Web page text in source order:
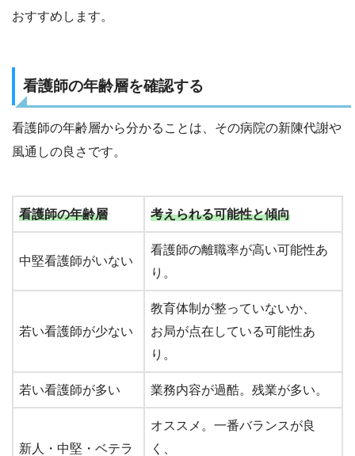
おすすめします。
看護師の年齢層を確認する
看護師の年齢層から分かることは、その病院の新陳代謝や
風通しの良さです。
看護師の年齢層 考えられる可能性と傾向
中堅看護師がいない
看護師の離職率が高い可能性あ
り。
若い看護師が少ない
教育体制が整っていないか、
お局が点在している可能性あ
り。
若い看護師が多い 業務内容が過酷。残業が多い。
新人・中堅・ベテラ
オススメ。一番バランスが良
く、